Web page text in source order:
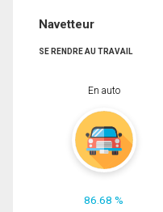
Navetteur
SE RENDRE AU TRAVAIL
En auto
86.68 %